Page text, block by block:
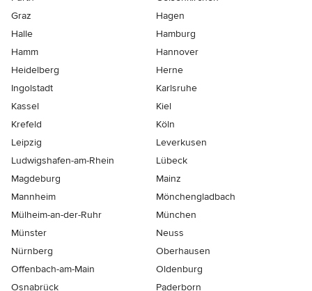
Graz
Hagen
Halle
Hamburg
Hamm
Hannover
Heidelberg
Herne
Ingolstadt
Karlsruhe
Kassel
Kiel
Krefeld
Köln
Leipzig
Leverkusen
Ludwigshafen-am-Rhein
Lübeck
Magdeburg
Mainz
Mannheim
Mönchen­gladbach
Mülheim-an-der-Ruhr
München
Münster
Neuss
Nürnberg
Oberhausen
Offenbach-am-Main
Oldenburg
Osnabrück
Paderborn